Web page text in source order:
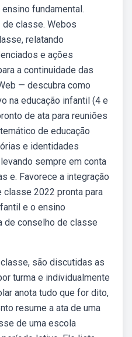
fundamental.
classe. Webos
relatando
e ações
a continuidade das
— descubra como
na educação infantil (4 e
de ata para reuniões
de educação
e identidades
sempre em conta
e. Favorece a integração
classe 2022 pronta para
e o ensino
de conselho de classe
são discutidas as
turma e individualmente
anota tudo que for dito,
resume a ata de uma
de uma escola